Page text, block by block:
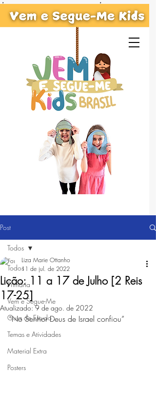
Post
Todos
Primária
Vem e Segue-Me
Guia de Estudo
Temas e Atividades
Material Extra
Posters
Todos
Lição: 11 a 17 de Julho [2 Reis
17-25]
Liza Marie Ottanho
11 de jul. de 2022
Atualizado:9 de ago. de 2022
“No Senhor Deus de Israel confiou”